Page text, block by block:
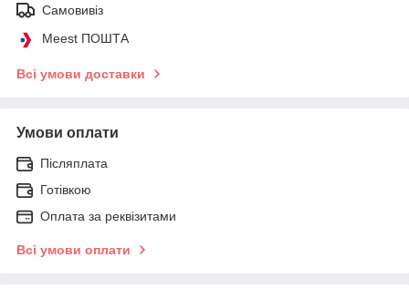
Самовивіз
Meest ПОШТА
Всі умови доставки
Умови оплати
Післяплата
Готівкою
Оплата за реквізитами
Всі умови оплати